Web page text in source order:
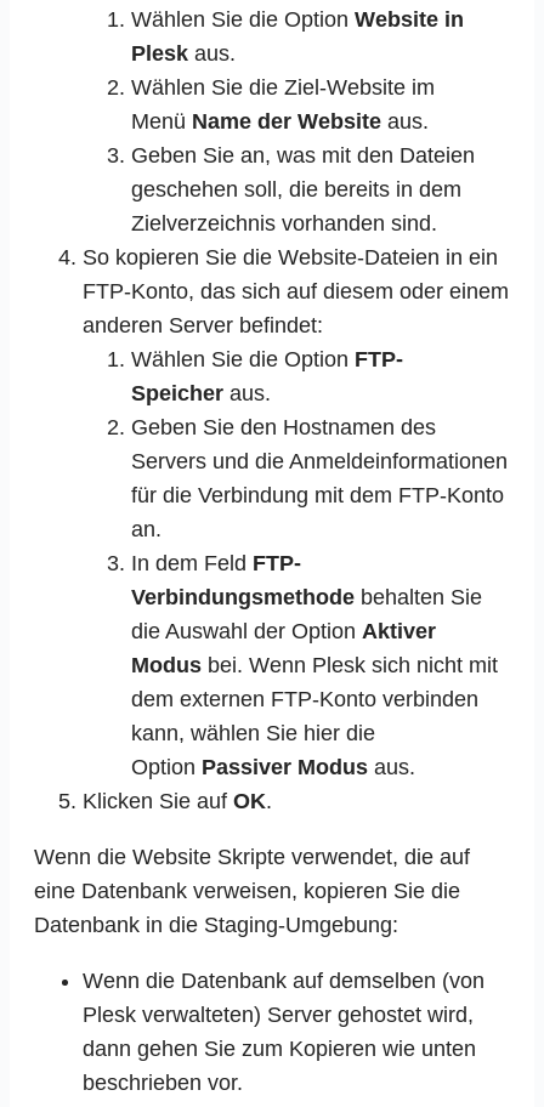
Wählen Sie die Option Website in
Plesk aus.
Wählen Sie die Ziel-Website im
Menü Name der Website aus.
Geben Sie an, was mit den Dateien
geschehen soll, die bereits in dem
Zielverzeichnis vorhanden sind.
So kopieren Sie die Website-Dateien in ein
FTP-Konto, das sich auf diesem oder einem
anderen Server befindet:
Wählen Sie die Option FTP-
Speicher aus.
Geben Sie den Hostnamen des
Servers und die Anmeldeinformationen
für die Verbindung mit dem FTP-Konto
an.
In dem Feld FTP-
Verbindungsmethode behalten Sie
die Auswahl der Option Aktiver
Modus bei. Wenn Plesk sich nicht mit
dem externen FTP-Konto verbinden
kann, wählen Sie hier die
Option Passiver Modus aus.
Klicken Sie auf OK.
Wenn die Website Skripte verwendet, die auf
eine Datenbank verweisen, kopieren Sie die
Datenbank in die Staging-Umgebung:
Wenn die Datenbank auf demselben (von
Plesk verwalteten) Server gehostet wird,
dann gehen Sie zum Kopieren wie unten
beschrieben vor.